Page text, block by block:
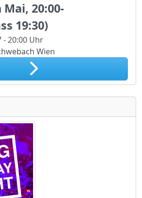
20:00-
19:30)
- 20:00 Uhr
Wien